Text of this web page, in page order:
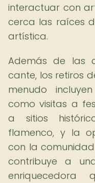
interactuar con
cerca las raíces
artística.
Además de las
cante, los retiros
menudo
como visitas a
a sitios
flamenco, y la
con la
contribuye a